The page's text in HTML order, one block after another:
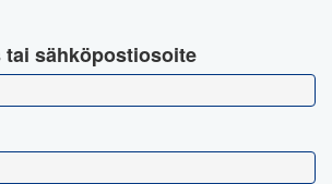
sähköpostiosoite